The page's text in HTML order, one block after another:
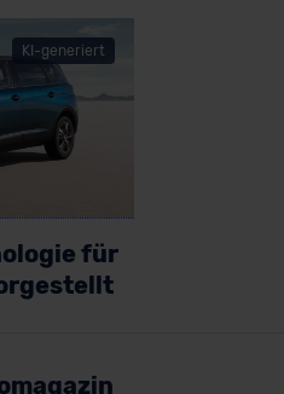
KI-generiert
für